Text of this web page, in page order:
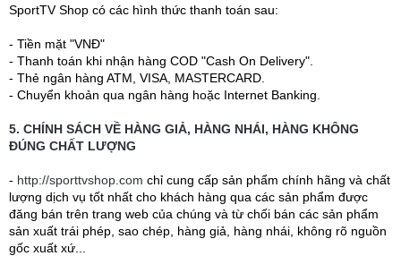
SportTV Shop có các hình thức thanh toán sau:
- Tiền mặt "VNĐ"
- Thanh toán khi nhận hàng COD "Cash On Delivery".
- Thẻ ngân hàng ATM, VISA, MASTERCARD.
- Chuyển khoản qua ngân hàng hoặc Internet Banking.
5. CHÍNH SÁCH VỀ HÀNG GIẢ, HÀNG NHÁI, HÀNG KHÔNG
ĐÚNG CHẤT LƯỢNG
- http://sporttvshop.com chỉ cung cấp sản phẩm chính hãng và chất
lượng dịch vụ tốt nhất cho khách hàng qua các sản phẩm được
đăng bán trên trang web của chúng và từ chối bán các sản phẩm
sản xuất trái phép, sao chép, hàng giả, hàng nhái, không rõ nguồn
gốc xuất xứ...